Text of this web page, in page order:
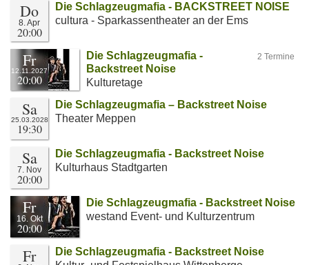
Do
8. Apr
20:00
Die Schlagzeugmafia - BACKSTREET NOISE
cultura - Sparkassentheater an der Ems
Fr
12.11.2027
20:00
2 Termine
Die Schlagzeugmafia -
Backstreet Noise
Kulturetage
Sa
25.03.2028
19:30
Die Schlagzeugmafia – Backstreet Noise
Theater Meppen
Sa
7. Nov
20:00
Die Schlagzeugmafia - Backstreet Noise
Kulturhaus Stadtgarten
Fr
16. Okt
20:00
Die Schlagzeugmafia - Backstreet Noise
westand Event- und Kulturzentrum
Fr
Die Schlagzeugmafia - Backstreet Noise